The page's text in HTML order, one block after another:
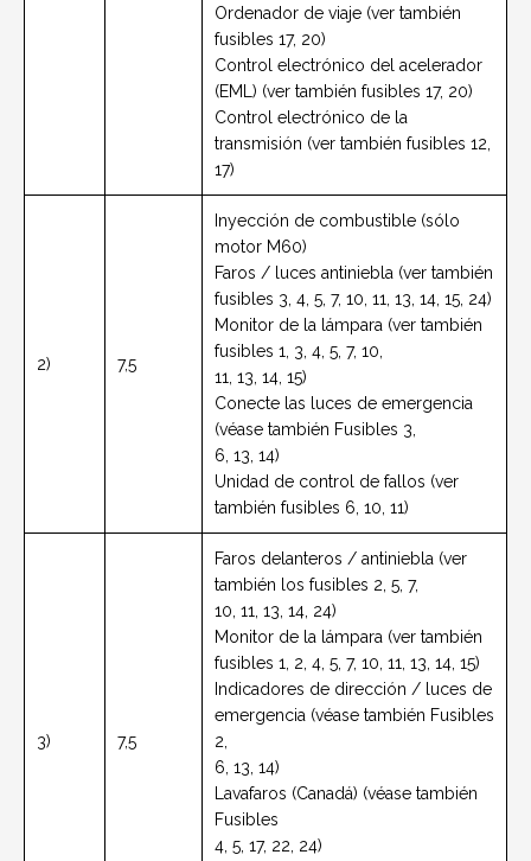
Ordenador de viaje (ver también
fusibles 17, 20)
Control electrónico del acelerador
(EML) (ver también fusibles 17, 20)
Control electrónico de la
transmisión (ver también fusibles 12,
17)
2) 7,5
Inyección de combustible (sólo
motor M60)
Faros / luces antiniebla (ver también
fusibles 3, 4, 5, 7, 10, 11, 13, 14, 15, 24)
Monitor de la lámpara (ver también
fusibles 1, 3, 4, 5, 7, 10,
11, 13, 14, 15)
Conecte las luces de emergencia
(véase también Fusibles 3,
6, 13, 14)
Unidad de control de fallos (ver
también fusibles 6, 10, 11)
3) 7,5
Faros delanteros / antiniebla (ver
también los fusibles 2, 5, 7,
10, 11, 13, 14, 24)
Monitor de la lámpara (ver también
fusibles 1, 2, 4, 5, 7, 10, 11, 13, 14, 15)
Indicadores de dirección / luces de
emergencia (véase también Fusibles
2,
6, 13, 14)
Lavafaros (Canadá) (véase también
Fusibles
4, 5, 17, 22, 24)